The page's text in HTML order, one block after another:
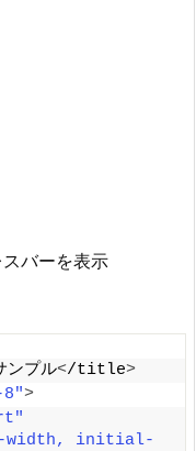
バーを表示
プル</title>
>
width, initial-